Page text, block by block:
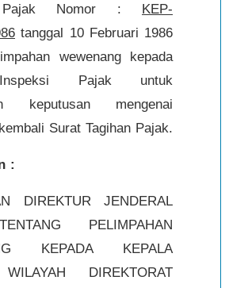
Pajak Nomor : KEP-
tanggal 10 Februari 1986
wewenang kepada
Pajak untuk
keputusan mengenai
Surat Tagihan Pajak.
:
DIREKTUR JENDERAL
PELIMPAHAN
KEPADA KEPALA
DIREKTORAT